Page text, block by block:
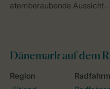
atemberaubende Aussicht.
Dänemark auf dem
Region